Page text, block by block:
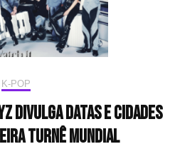
K-POP
divulga datas e cidades
turnê mundial